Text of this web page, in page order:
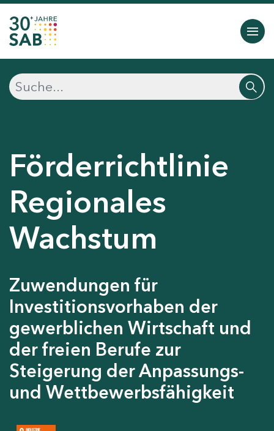
Förderrichtlinie
Regionales
Wachstum
Zuwendungen für
Investitionsvorhaben der
gewerblichen Wirtschaft und
der freien Berufe zur
Steigerung der Anpassungs-
und Wettbewerbsfähigkeit